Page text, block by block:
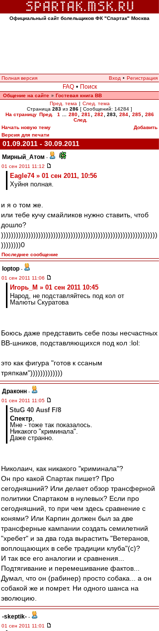
Официальный сайт болельщиков ФК "Спартак" Москва
Полная версия Вход • Регистрация
FAQ • Поиск
Общение на сайте » Гостевая книга ВВ
Пред. тема | След. тема
Страница 283 из 286 [ Сообщений: 14284 ]
На страницу Пред. 1 280 281 282 283, 284 285
286
След.
Начать новую тему
Добавить
Версия для печати
01.09.2011 - 30.09.2011
Мирный_Атом -
01 сен 2011 11:12
Eagle74 » 01 сен 2011, 10:56
Хуйня полная.
и я о том же.
или тебе кучу смайликов нужно ставить, чтоб
дошло?
)))))))))))))))))))))))))))))))))))))))))))))))))))))))))))))))
))))))))0
Последнее сообщение
loptop -
01 сен 2011 11:06
Игорь_М » 01 сен 2011 10:45
Народ, не подставляйтесь под кол от
Малюты Скуратова
Боюсь даже представить себе позы несчастных
ВВ-шников, подставляющихся под кол :lol:
это как фигура "готов к ссаным
тряпкам")))))))))))))
Драконн -
01 сен 2011 11:05
StuG 40 Ausf F/8
Спектр,
Мне - тоже так показалось.
Никакого "криминала".
Даже странно.
Николаич, как никакого "криминала"?
Он про какой Спартак пишет? Про
сегодняшний? Или делает обзор трансферной
политики Спартаком в нулевых? Если про
сегодняшний, то при чем здесь сравнение с
конями? Или Карпин должен был за две
трансферные кампании создать семилетний
"хребет" и за два года вырастить "Ветеранов,
воплощающих в себе традиции клуба"(с)?
И так все его аналогии и сравнения...
Подтягивание и перемешивание фактов...
Думал, что он (рабинер) просто собака... а он
собакой же и помрет. Ни одного шанса на
эволюцию.
-skeptik- -
01 сен 2011 11:01